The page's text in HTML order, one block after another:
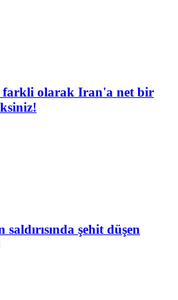
farkli olarak Iran'a net bir
şehit düşen